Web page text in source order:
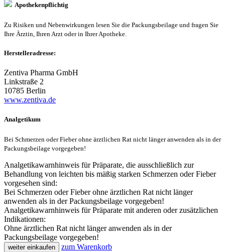
Apothekenpflichtig
Zu Risiken und Nebenwirkungen lesen Sie die Packungsbeilage und fragen Sie
Ihre Ärztin, Ihren Arzt oder in Ihrer Apotheke.
Herstelleradresse:
Zentiva Pharma GmbH
Linkstraße 2
10785 Berlin
www.zentiva.de
Analgetikum
Bei Schmerzen oder Fieber ohne ärztlichen Rat nicht länger anwenden als in der
Packungsbeilage vorgegeben!
Analgetikawarnhinweis für Präparate, die ausschließlich zur
Behandlung von leichten bis mäßig starken Schmerzen oder Fieber
vorgesehen sind:
Bei Schmerzen oder Fieber ohne ärztlichen Rat nicht länger
anwenden als in der Packungsbeilage vorgegeben!
Analgetikawarnhinweis für Präparate mit anderen oder zusätzlichen
Indikationen:
Ohne ärztlichen Rat nicht länger anwenden als in der
Packungsbeilage vorgegeben!
weiter einkaufen zum Warenkorb